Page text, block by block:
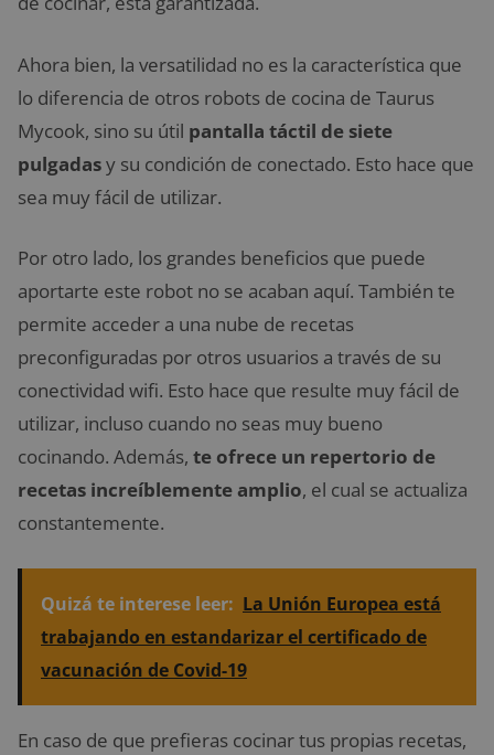
Ahora bien, la versatilidad no es la característica que
lo diferencia de otros robots de cocina de Taurus
Mycook, sino su útil pantalla táctil de siete
pulgadasy su condición de conectado. Esto hace que
sea muy fácil de utilizar.
Por otro lado, los grandes beneficios que puede
aportarte este robot no se acaban aquí. También te
permite acceder a una nube de recetas
preconfiguradas por otros usuarios a través de su
conectividad wifi. Esto hace que resulte muy fácil de
utilizar, incluso cuando no seas muy bueno
cocinando. Además, te ofrece un repertorio de
recetas increíblemente amplio, el cual se actualiza
constantemente.
Quizá te interese leer: La Unión Europea está
trabajando en estandarizar el certificado de
vacunación de Covid-19
En caso de que prefieras cocinar tus propias recetas,